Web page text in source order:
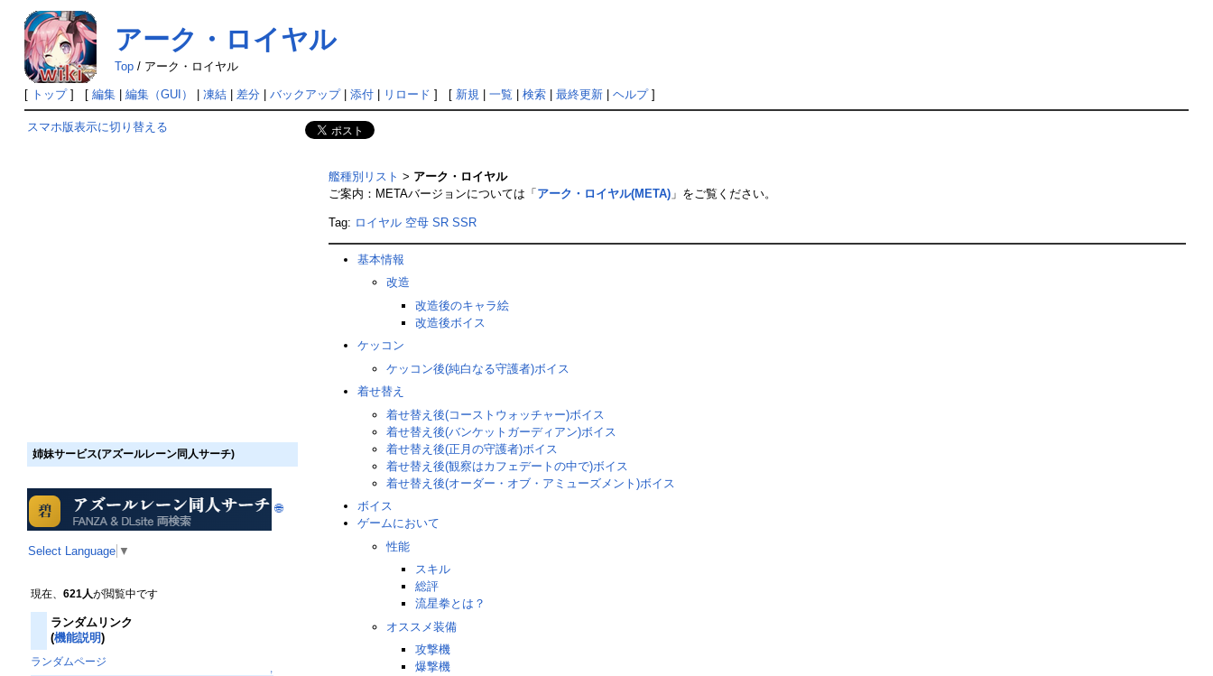
アーク・ロイヤル
Top/ アーク・ロイヤル
[ トップ] [ 編集| 編集（GUI） 凍結| 差分| バックアップ| 添付| リロード ] [ 新規| 一覧 検索| 最終更新| ヘルプ]
スマホ版表示に切り替える
姉妹サービス(アズールレーン同人サーチ)
🌐
Select Language ▼
現在、 621人が閲覧中です
ランダムリンク
(機能説明)
ランダムページ
↑
艦種別リスト > アーク・ロイヤル
ご案内：METAバージョンについては「 アーク・ロイヤル(META)」をご覧ください。
Tag: ロイヤル 空母 SR SSR
基本情報
改造
改造後のキャラ絵
改造後ボイス
ケッコン
ケッコン後(純白なる守護者)ボイス
着せ替え
着せ替え後(コーストウォッチャー)ボイス
着せ替え後(バンケットガーディアン)ボイス
着せ替え後(正月の守護者)ボイス
着せ替え後(観察はカフェデートの中で)ボイス
着せ替え後(オーダー・オブ・アミューズメント)ボイス
ボイス
ゲームにおいて
性能
スキル
総評
流星拳とは？
オススメ装備
攻撃機
爆撃機